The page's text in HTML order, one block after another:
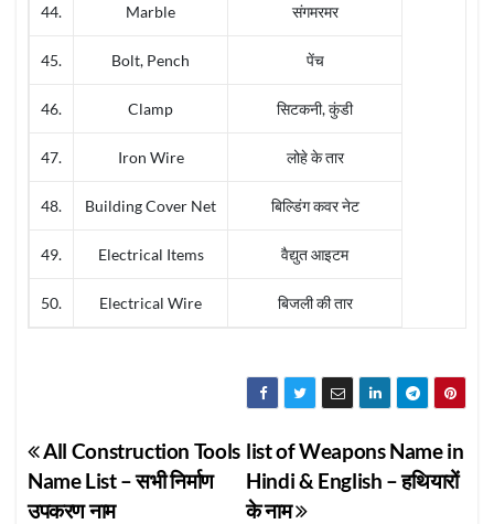
44. Marble संगमरमर
45. Bolt, Pench पेंच
46. Clamp सिटकनी, कुंडी
47. Iron Wire लोहे के तार
48. Building Cover Net बिल्डिंग कवर नेट
49. Electrical Items वैद्युत आइटम
50. Electrical Wire बिजली की तार
Post
navigation
list of Weapons Name in
Hindi & English – हथियारों
के नाम
All Construction Tools
Name List – सभी निर्माण
उपकरण नाम